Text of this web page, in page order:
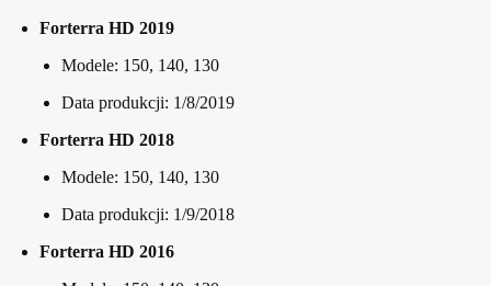
Forterra HD 2019
Modele: 150, 140, 130
Data produkcji: 1/8/2019
Forterra HD 2018
Modele: 150, 140, 130
Data produkcji: 1/9/2018
Forterra HD 2016